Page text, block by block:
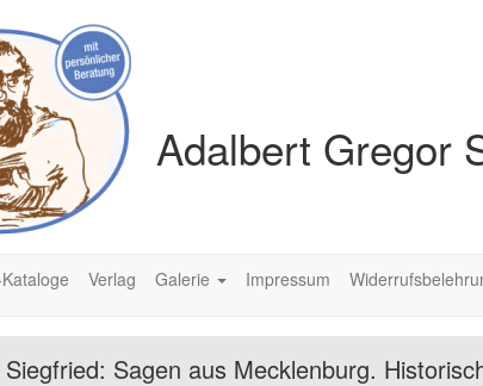
Adalbert Gregor
Verlag Galerie Impressum
Sagen aus Mecklenburg.